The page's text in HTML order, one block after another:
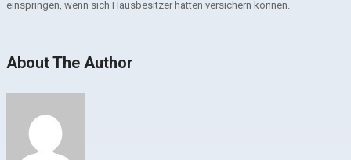
einspringen, wenn sich Hausbesitzer hätten versichern können.
About The Author